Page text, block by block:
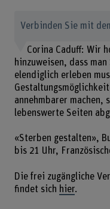
Verbinden Sie mit
Corina Caduff: Wir
hinzuweisen, dass
elendiglich erleben
annehmbarer machen,
lebenswerte Seiten
«Sterben gestalten»,
bis 21 Uhr,
Die frei zugängliche
findet sich hier.